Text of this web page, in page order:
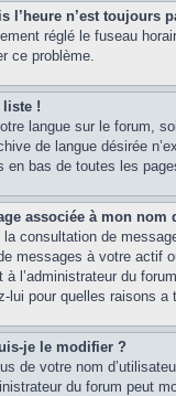
l’heure n’est toujours
réglé le fuseau
ce problème.
liste !
langue sur le forum,
de langue désirée
bas de toutes les
associée à mon nom
consultation de
messages à votre actif
à l’administrateur du
lui pour quelles raisons
je le modifier ?
de votre nom
du forum peut